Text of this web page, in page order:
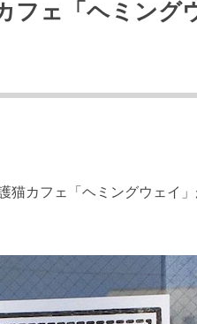
フェ「ヘミング
猫カフェ「ヘミングウェイ